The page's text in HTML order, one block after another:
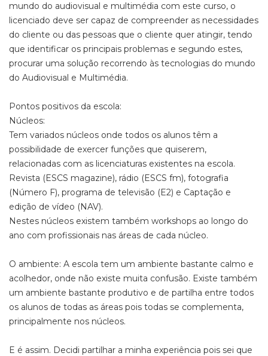
mundo do audiovisual e multimédia com este curso, o
licenciado deve ser capaz de compreender as necessidades
do cliente ou das pessoas que o cliente quer atingir, tendo
que identificar os principais problemas e segundo estes,
procurar uma solução recorrendo às tecnologias do mundo
do Audiovisual e Multimédia.
Pontos positivos da escola:
Núcleos:
Tem variados núcleos onde todos os alunos têm a
possibilidade de exercer funções que quiserem,
relacionadas com as licenciaturas existentes na escola.
Revista (ESCS magazine), rádio (ESCS fm), fotografia
(Número F), programa de televisão (E2) e Captação e
edição de vídeo (NAV).
Nestes núcleos existem também workshops ao longo do
ano com profissionais nas áreas de cada núcleo.
O ambiente: A escola tem um ambiente bastante calmo e
acolhedor, onde não existe muita confusão. Existe também
um ambiente bastante produtivo e de partilha entre todos
os alunos de todas as áreas pois todas se complementa,
principalmente nos núcleos.
E é assim. Decidi partilhar a minha experiência pois sei que